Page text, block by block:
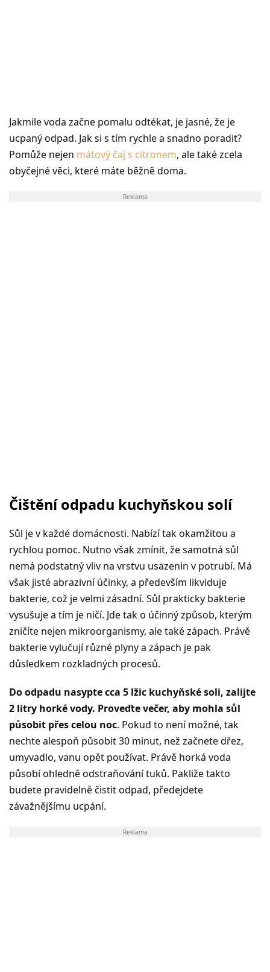
Jakmile voda začne pomalu odtékat, je jasné, že je
ucpaný odpad. Jak si s tím rychle a snadno poradit?
Pomůže nejen mátový čaj s citronem, ale také zcela
obyčejné věci, které máte běžně doma.
Reklama
Čištění odpadu kuchyňskou solí
Sůl je v každé domácnosti. Nabízí tak okamžitou a
rychlou pomoc. Nutno však zmínit, že samotná sůl
nemá podstatný vliv na vrstvu usazenin v potrubí. Má
však jisté abrazivní účinky, a především likviduje
bakterie, což je velmi zásadní. Sůl prakticky bakterie
vysušuje a tím je ničí. Jde tak o účinný způsob, kterým
zničíte nejen mikroorganismy, ale také zápach. Právě
bakterie vylučují různé plyny a zápach je pak
důsledkem rozkladných procesů.
Do odpadu nasypte cca 5 lžic kuchyňské soli, zalijte
2 litry horké vody. Proveďte večer, aby mohla sůl
působit přes celou noc. Pokud to není možné, tak
nechte alespoň působit 30 minut, než začnete dřez,
umyvadlo, vanu opět používat. Právě horká voda
působí ohledně odstraňování tuků. Pakliže takto
budete pravidelně čistit odpad, předejdete
závažnějšímu ucpání.
Reklama